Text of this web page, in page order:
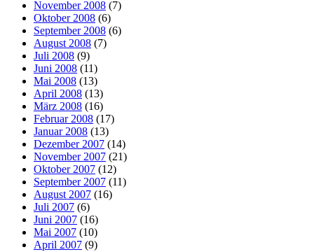
November 2008 (7)
Oktober 2008 (6)
September 2008 (6)
August 2008 (7)
Juli 2008 (9)
Juni 2008 (11)
Mai 2008 (13)
April 2008 (13)
März 2008 (16)
Februar 2008 (17)
Januar 2008 (13)
Dezember 2007 (14)
November 2007 (21)
Oktober 2007 (12)
September 2007 (11)
August 2007 (16)
Juli 2007 (6)
Juni 2007 (16)
Mai 2007 (10)
April 2007 (9)